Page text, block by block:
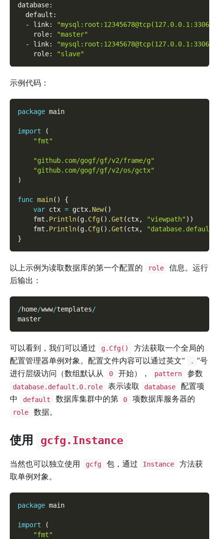
database:
default :
-
link:
role:
"master"
-
link:
role: "slave"
示例代码：
package main
import
(
"fmt"
"github.com/gogf/gf/v2/frame/g"
"github.com/gogf/gf/v2/os/gctx"
)
func main( )
{
var ctx = gctx. New( )
    fmt
. Println(g. Cfg( ) .Get (ctx, "viewpath") )
    fmt
. Println(g. Cfg( ) .Get (ctx,
}
以上示例为读取数据库的第一个配置的 role
信息。运行
后输出：
/home/www/templates/
master
可以看到，我们可以通过 g.Cfg()
方法获取一个全局的
配置管理器单例对象。配置文件内容可以通过英文“
. ”号
进行层级访问（数组默认从
0 开始）， pattern 参数
database.default.0.role 表示读取 database
配置项
中
default 数据库集群中的第 0 项数据库服务器的
role 数据。
使用 gcfg.Instance
当然也可以独立使用 gcfg 包，通过 Instance
方法获
取单例对象。
package main
import
(
"fmt"